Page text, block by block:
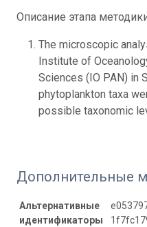
Описание этапа
The microscopic
Institute of
Sciences (IO PAN) in
phytoplankton taxa
possible taxonomic
Дополнительные
Альтернативные
идентификаторы